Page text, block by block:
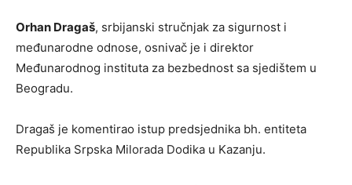
Orhan Dragaš, srbijanski stručnjak za sigurnost i
međunarodne odnose, osnivač je i direktor
Međunarodnog instituta za bezbednost sa sjedištem u
Beogradu.
Dragaš je komentirao istup predsjednika bh. entiteta
Republika Srpska Milorada Dodika u Kazanju.